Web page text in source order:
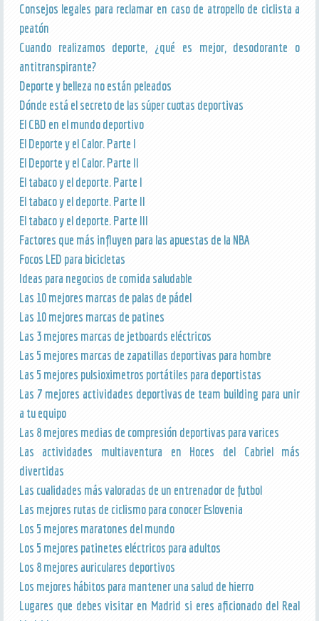
Consejos legales para reclamar en caso de atropello de ciclista a
peatón
Cuando realizamos deporte, ¿qué es mejor, desodorante o
antitranspirante?
Deporte y belleza no están peleados
Dónde está el secreto de las súper cuotas deportivas
El CBD en el mundo deportivo
El Deporte y el Calor. Parte I
El Deporte y el Calor. Parte II
El tabaco y el deporte. Parte I
El tabaco y el deporte. Parte II
El tabaco y el deporte. Parte III
Factores que más influyen para las apuestas de la NBA
Focos LED para bicicletas
Ideas para negocios de comida saludable
Las 10 mejores marcas de palas de pádel
Las 10 mejores marcas de patines
Las 3 mejores marcas de jetboards eléctricos
Las 5 mejores marcas de zapatillas deportivas para hombre
Las 5 mejores pulsioximetros portátiles para deportistas
Las 7 mejores actividades deportivas de team building para unir
a tu equipo
Las 8 mejores medias de compresión deportivas para varices
Las actividades multiaventura en Hoces del Cabriel más
divertidas
Las cualidades más valoradas de un entrenador de futbol
Las mejores rutas de ciclismo para conocer Eslovenia
Los 5 mejores maratones del mundo
Los 5 mejores patinetes eléctricos para adultos
Los 8 mejores auriculares deportivos
Los mejores hábitos para mantener una salud de hierro
Lugares que debes visitar en Madrid si eres aficionado del Real